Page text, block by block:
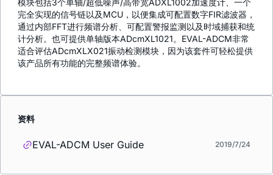
模块包括3个单轴/超低噪声/高带宽ADXL1002加速度计、一个
完全实现的信号链以及MCU，以便集成可配置数字FIR滤波器，
通过内部FFT进行频谱分析、可配置警报监测以及时域捕获和统
计分析。也可提供单轴版本ADcmXL1021。EVAL-ADCM非常
适合评估ADcmXLX021振动检测模块，因为该套件可轻松提供
该产品所有功能的完整频谱体验。
资料
EVAL-ADCM User Guide 2019/7/24